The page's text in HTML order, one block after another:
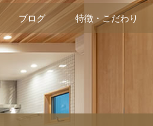
ブログ 特徴・こだわり